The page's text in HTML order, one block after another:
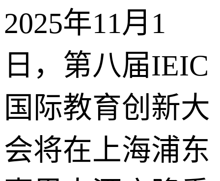
2025年11月1
日，第八届IEIC
国际教育创新大
会将在上海浦东